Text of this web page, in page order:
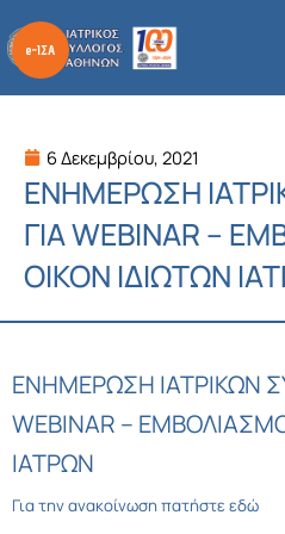
στο
περιεχόμενο
6 Δεκεμβρίου, 2021
ΕΝΗΜΕΡΩΣΗ
ΓΙΑ WEBINAR –
ΟΙΚΟΝ ΙΔΙΩΤΩΝ
ΕΝΗΜΕΡΩΣΗ ΙΑΤΡΙΚΩΝ
WEBINAR –
ΙΑΤΡΩΝ
Για την ανακοίνωση πατήστε εδώ